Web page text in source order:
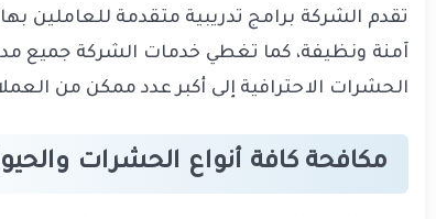
تقدم الشركة برامج تدريبية متقدمة للعاملين
آمنة ونظيفة، كما تغطي خدمات الشركة جميع
الحشرات الاحترافية إلى أكبر عدد ممكن من
مكافحة كافة أنواع الحشرات